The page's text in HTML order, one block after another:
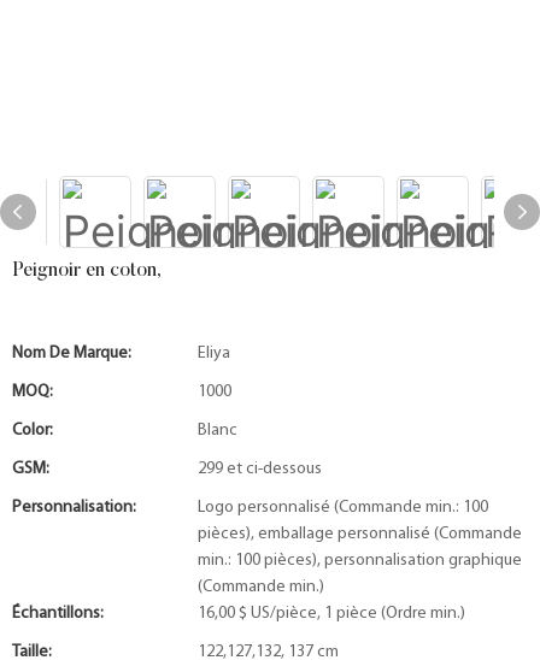
Peignoir en coton,
Nom De Marque: Eliya
MOQ: 1000
Color: Blanc
GSM: 299 et ci-dessous
Personnalisation:
Logo personnalisé (Commande min.: 100
pièces), emballage personnalisé (Commande
min.: 100 pièces), personnalisation graphique
(Commande min.)
Échantillons:
16,00 $ US/pièce, 1 pièce (Ordre min.)
Taille: 122,127,132, 137 cm